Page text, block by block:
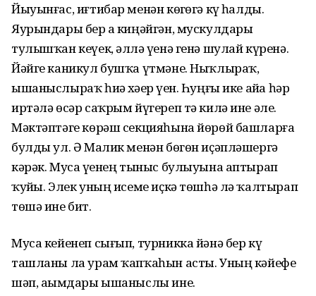
Йыуынғас, иғтибар менән көҙгөгә күҙ һалды.
Яурындары бер аҙ киңәйгән, мускулдары
тулышҡан кеүек, әллә үҙенә генә шулай күренә.
Йәйге каникул бушҡа үтмәне. Ныҡлыраҡ,
ышаныслыраҡ һиҙә хәҙер үҙен. Һуң­ғы ике айҙа һәр
иртәлә өсәр саҡрым йүгереп тә килә ине әле.
Мәктәптәге көрәш секцияһына йөрөй башлар­ға
булды ул. Ә Малик менән бөгөн иҫәпләшергә
кәрәк. Муса үҙенең тыныс булыуына аптырап
ҡуйҙы. Элек уның исеме иҫкә төшһә лә ҡалтырап
төшә ине бит.
Муса кейенеп сығып, турникка йәнә бер күҙ
ташланы ла урам ҡапҡаһын асты. Уның кәйефе
шәп, аҙымдары ышаныслы ине.